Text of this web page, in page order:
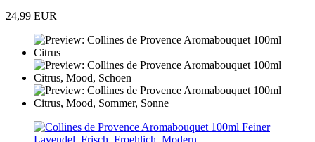
24,99 EUR